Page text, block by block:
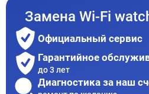
Замена Wi-Fi
Официальный сервис
Гарантийное
до 3 лет
Диагностика за наш